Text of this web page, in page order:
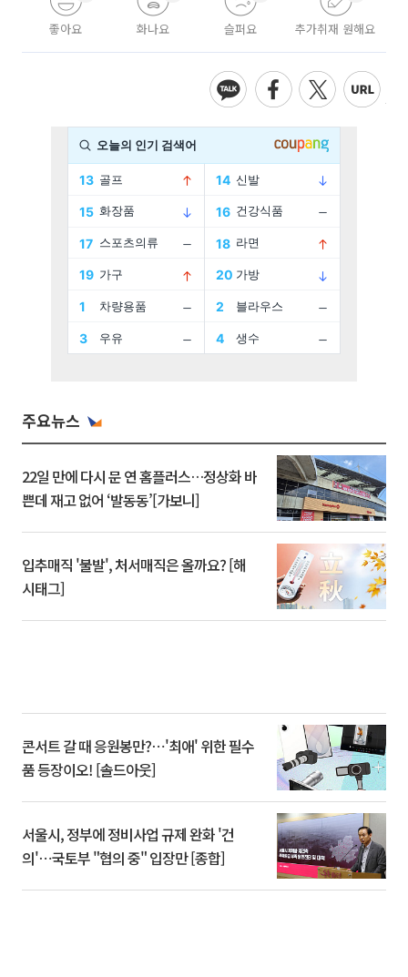
좋아요 화나요 슬퍼요 추가취재 원해요
주요뉴스
22일 만에 다시 문 연 홈플러스…정상화 바
쁜데 재고 없어 ‘발동동’[가보니]
입추매직 '불발', 처서매직은 올까요? [해
시태그]
콘서트 갈 때 응원봉만?⋯'최애' 위한 필수
품 등장이오! [솔드아웃]
서울시, 정부에 정비사업 규제 완화 '건
의'⋯국토부 "협의 중" 입장만 [종합]